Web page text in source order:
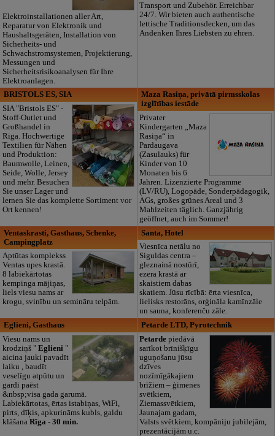
Elektroinstallationen aller Art,
Reparatur von Elektronik und
Haushaltsgeräten, Installation von
Sicherheits- und
Schwachstromsystemen, Projektierung,
Messungen und
Sicherheitsrisikoanalysen für Ihre
Elektroanlagen.
Transport und Zubehör. Erreichbar
24/7. Wir bieten auch authentische
lettische Traditionsdecken, um das
Andenken Ihres Liebsten zu ehren.
BRISTOLS ES, SIA
SIA "Bristols ES" -
Stoff-Outlet und
Großhandel in
Riga. Hochwertige
Textilien für Nähen
und Produktion:
Baumwolle, Leinen,
Seide, Wolle, Jersey
und mehr. Besuchen
Sie unser Lager und
lernen Sie das komplette Sortiment vor
Ort kennen!
Maza Rasiņa, privātā pirmsskolas
izglītības iestāde
Privater
Kindergarten „Maza
Rasiņa“ in
Pardaugava
(Zasulauks) für
Kinder von 10
Monaten bis 6
Jahren. Lizenzierte Programme
(LV/RU), Logopäde, Sonderpädagogik,
AGs, großes grünes Areal und 3
Mahlzeiten täglich. Ganzjährig
geöffnet, auch im Sommer!
Ventaskrasti, Gasthaus, Schenke,
Campingplatz
Aptūtas komplekss
Ventas upes krastā.
8 labiekārtotas
kempinga mājiņas,
liels viesu nams ar
krogu, svinību un semināru telpām.
Santa, Hotel
Viesnīca netālu no
Siguldas centra –
gleznainā nostūrī,
ezera krastā ar
skaistiem dabas
skatiem. Jūsu rīcībā: ērta viesnīca,
lielisks restorāns, orģināla kamīnzāle
un sauna, konferenču zāle.
Eglieni, Gasthaus
Viesu nams un
krodziņš " Eglieni "
aicina jauki pavadīt
laiku , baudīt
veselīgu atpūtu un
gardi paēst
&nbsp;visa gada garumā.
Labiekārtotas, ērtas istabiņas, WiFi,
pirts, dīķis, apkurināms kubls, galdu
klāšana Rīga - 30 min.
Petarde LTD, Pyrotechnik
Petarde piedāvā
sarīkot brīnišķīgu
uguņošanu jūsu
dzīves
nozīmīgākajiem
brīžiem – ģimenes
svētkiem,
Ziemassvētkiem,
Jaunajam gadam,
Valsts svētkiem, kompāniju jubilejām,
prezentācijām u.c.